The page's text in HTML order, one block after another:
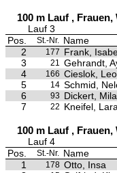
100 m Lauf , Frauen,
Lauf 3
Pos.
St.-Nr. Name
2
177 Frank,
3
21 Gehrandt,
4
166 Cieslok,
5
14 Schmid,
6
93 Dickert, Mila
7
22 Kneifel, Lara
100 m Lauf , Frauen,
Lauf 4
Pos.
St.-Nr. Name
1
178 Otto, Insa